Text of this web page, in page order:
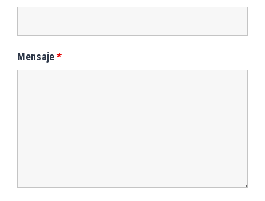
Mensaje*